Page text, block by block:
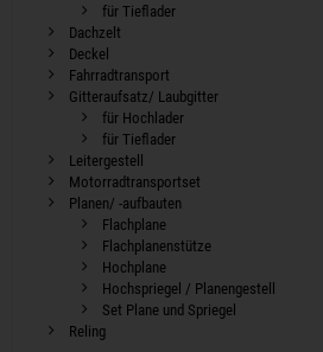
für Tieflader
Dachzelt
Deckel
Fahrradtransport
Gitteraufsatz/ Laubgitter
für Hochlader
für Tieflader
Leitergestell
Motorradtransportset
Planen/ -aufbauten
Flachplane
Flachplanenstütze
Hochplane
Hochspriegel / Planengestell
Set Plane und Spriegel
Reling